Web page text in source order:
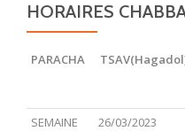
HORAIRES
PARACHA
PARACHA TSAV(Hagadol)
SEMAINE
26/03/2023